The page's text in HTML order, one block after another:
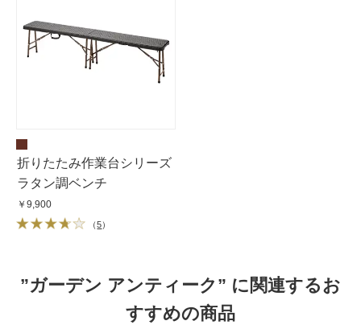
折りたたみ作業台シリーズ
ラタン調ベンチ
￥9,900
（5）
”ガーデン アンティーク” に関連するお
すすめの商品